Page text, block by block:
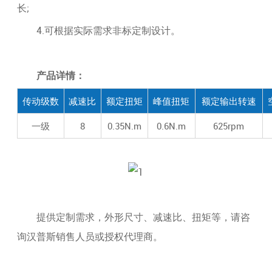
长;
4.可根据实际需求非标定制设计。
产品详情：
传动级数 减速比 额定扭矩 峰值扭矩 额定输出转速
一级 8 0.35N.m 0.6N.m 625rpm
提供定制需求，外形尺寸、减速比、扭矩等，请咨
询汉普斯销售人员或授权代理商。